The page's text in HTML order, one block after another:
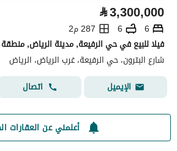
⃁3,300,000
6
6
287 م2
فيلا للبيع في حي الرفيعة, مدينة الرياض,
شارع البترون، حي الرفيعة، غرب الرياض، الرياض
الإيميل
اتصال
أعلمني عن العقارات